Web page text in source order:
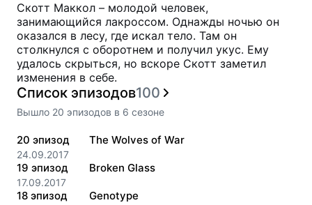
Скотт Маккол – молодой человек,
занимающийся лакроссом. Однажды ночью он
оказался в лесу, где искал тело. Там он
столкнулся с оборотнем и получил укус. Ему
удалось скрыться, но вскоре Скотт заметил
изменения в себе.
Список эпизодов100
Вышло 20 эпизодов в 6 сезоне
20 эпизод
24.09.2017
The Wolves of War
19 эпизод
17.09.2017
Broken Glass
18 эпизод Genotype